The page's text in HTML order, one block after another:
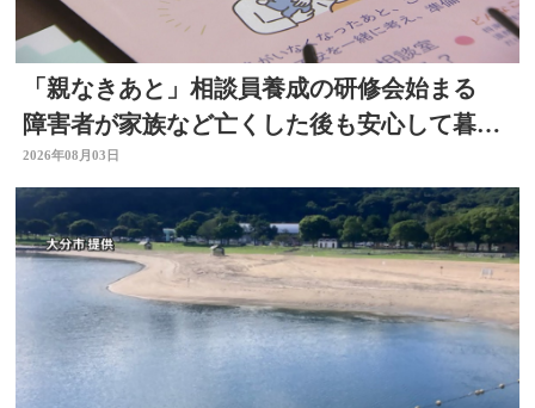
「親なきあと」相談員養成の研修会始まる
障害者が家族など亡くした後も安心して暮ら
せるように 大分
2026年08月03日